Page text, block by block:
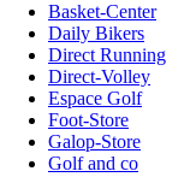
Basket-Center
Daily Bikers
Direct Running
Direct-Volley
Espace Golf
Foot-Store
Galop-Store
Golf and co